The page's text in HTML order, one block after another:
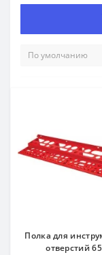
Полка для
отверстий